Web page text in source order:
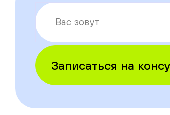
Записаться на